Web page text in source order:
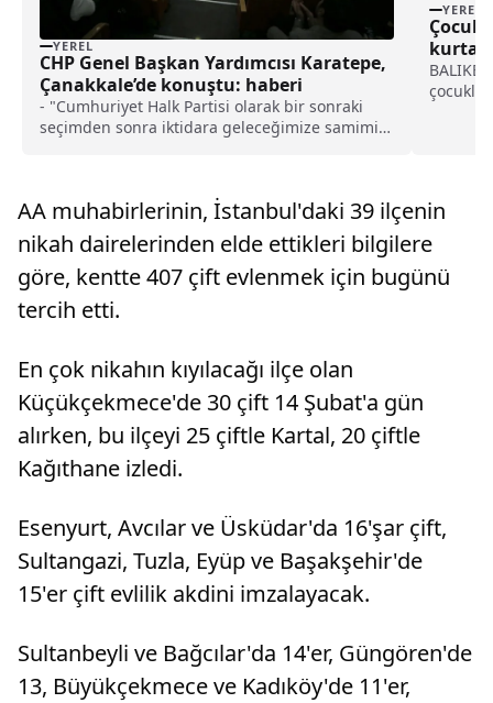
YEREL
CHP Genel Başkan Yardımcısı Karatepe,
Çanakkale’de konuştu: haberi
- "Cumhuriyet Halk Partisi olarak bir sonraki
seçimden sonra iktidara geleceğimize samimi
YEREL
AA muhabirlerinin, İstanbul'daki 39 ilçenin
nikah dairelerinden elde ettikleri bilgilere
göre, kentte 407 çift evlenmek için bugünü
tercih etti.
En çok nikahın kıyılacağı ilçe olan
Küçükçekmece'de 30 çift 14 Şubat'a gün
alırken, bu ilçeyi 25 çiftle Kartal, 20 çiftle
Kağıthane izledi.
Esenyurt, Avcılar ve Üsküdar'da 16'şar çift,
Sultangazi, Tuzla, Eyüp ve Başakşehir'de
15'er çift evlilik akdini imzalayacak.
Sultanbeyli ve Bağcılar'da 14'er, Güngören'de
13, Büyükçekmece ve Kadıköy'de 11'er,